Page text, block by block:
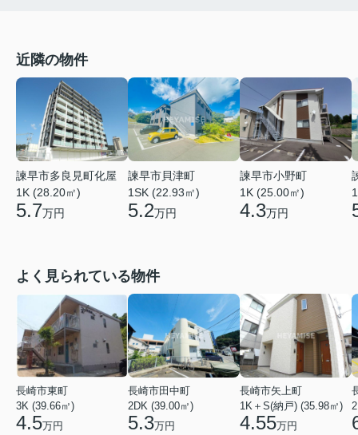
近隣の物件
諫早市多良見町化屋
1K (28.20㎡)
5.7万円
諫早市貝津町
1SK (22.93㎡)
5.2万円
諫早市小野町
1K (25.00㎡)
4.3万円
よく見られている物件
長崎市東町
3K (39.66㎡)
4.5万円
長崎市田中町
2DK (39.00㎡)
5.3万円
長崎市矢上町
1K＋S(納戸) (35.98㎡)
4.55万円